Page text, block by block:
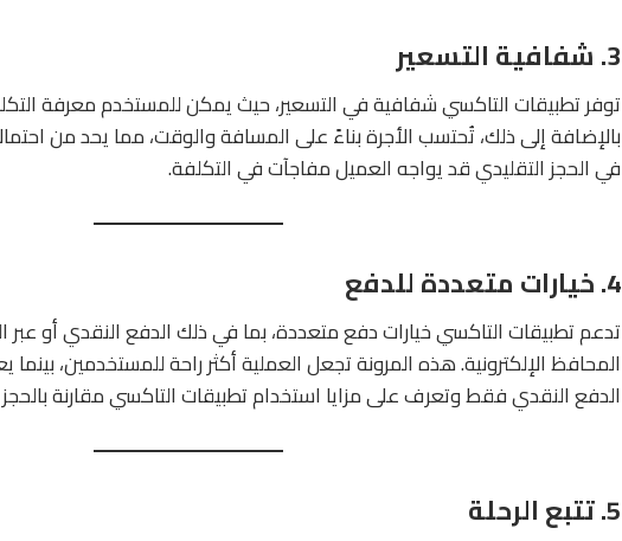
3. شفافية التسعير
توفر تطبيقات التاكسي شفافية في التسعير، حيث يمكن للمستخدم معرفة
بالإضافة إلى ذلك، تُحتسب الأجرة بناءً على المسافة والوقت، مما يحد من
في الحجز التقليدي قد يواجه العميل مفاجآت في التكلفة.
4. خيارات متعددة للدفع
تدعم تطبيقات التاكسي خيارات دفع متعددة، بما في ذلك الدفع النقدي أو عبر
المحافظ الإلكترونية. هذه المرونة تجعل العملية أكثر راحة للمستخدمين، بينما
الدفع النقدي فقط وتعرف على مزايا استخدام تطبيقات التاكسي مقارنة بالحجز
5. تتبع الرحلة